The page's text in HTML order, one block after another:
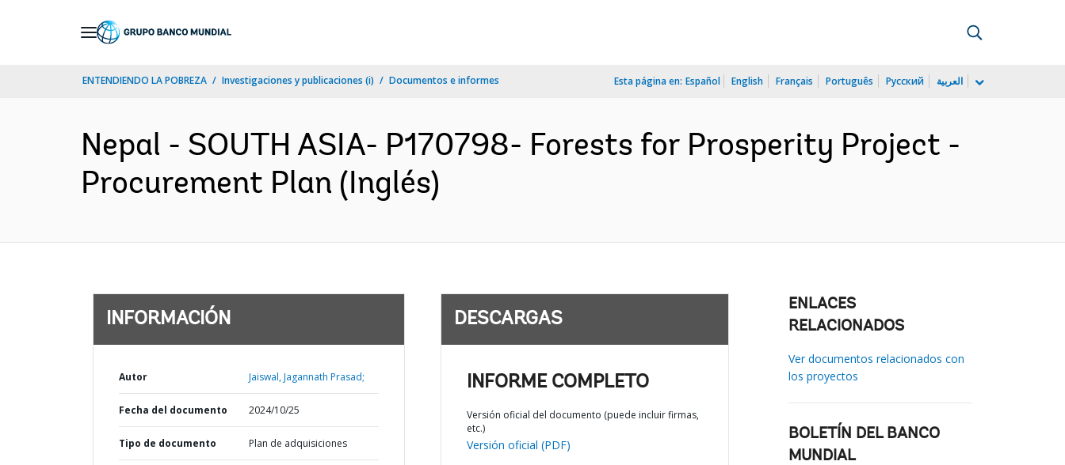
ENTENDIENDO LA POBREZA Investigaciones y publicaciones (i) Documentos e informes Esta página en: Español English Français Português Русский العربية
Nepal - SOUTH ASIA- P170798- Forests for Prosperity Project -
Procurement Plan (Inglés)
INFORMACIÓN
Autor Jaiswal, Jagannath Prasad;
Fecha del documento 2024/10/25
Tipo de documento Plan de adquisiciones
DESCARGAS
INFORME COMPLETO
Versión oficial del documento (puede incluir firmas,
etc.)
Versión oficial (PDF)
ENLACES
RELACIONADOS
Ver documentos relacionados con
los proyectos
BOLETÍN DEL BANCO
MUNDIAL